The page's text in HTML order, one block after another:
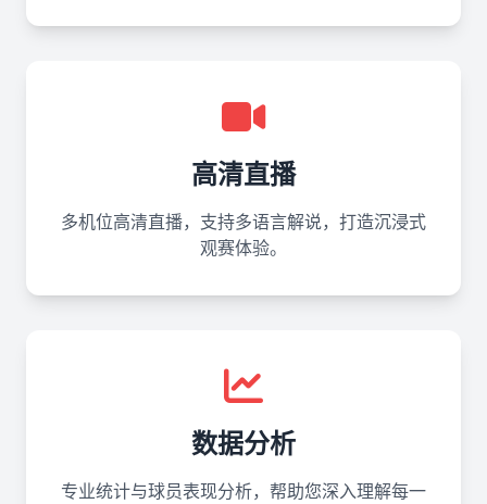
高清直播
多机位高清直播，支持多语言解说，打造沉浸式
观赛体验。
数据分析
专业统计与球员表现分析，帮助您深入理解每一